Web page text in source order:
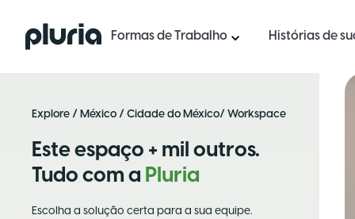
Logo Pluria Formas de Trabalho Histórias de
Explore / México / Cidade do México/ Workspace
Este espaço + mil outros.
Tudo com a Pluria
Escolha a solução certa para a sua equipe.